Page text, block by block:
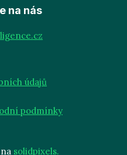
na nás
údajů
podmínky
solidpixels.